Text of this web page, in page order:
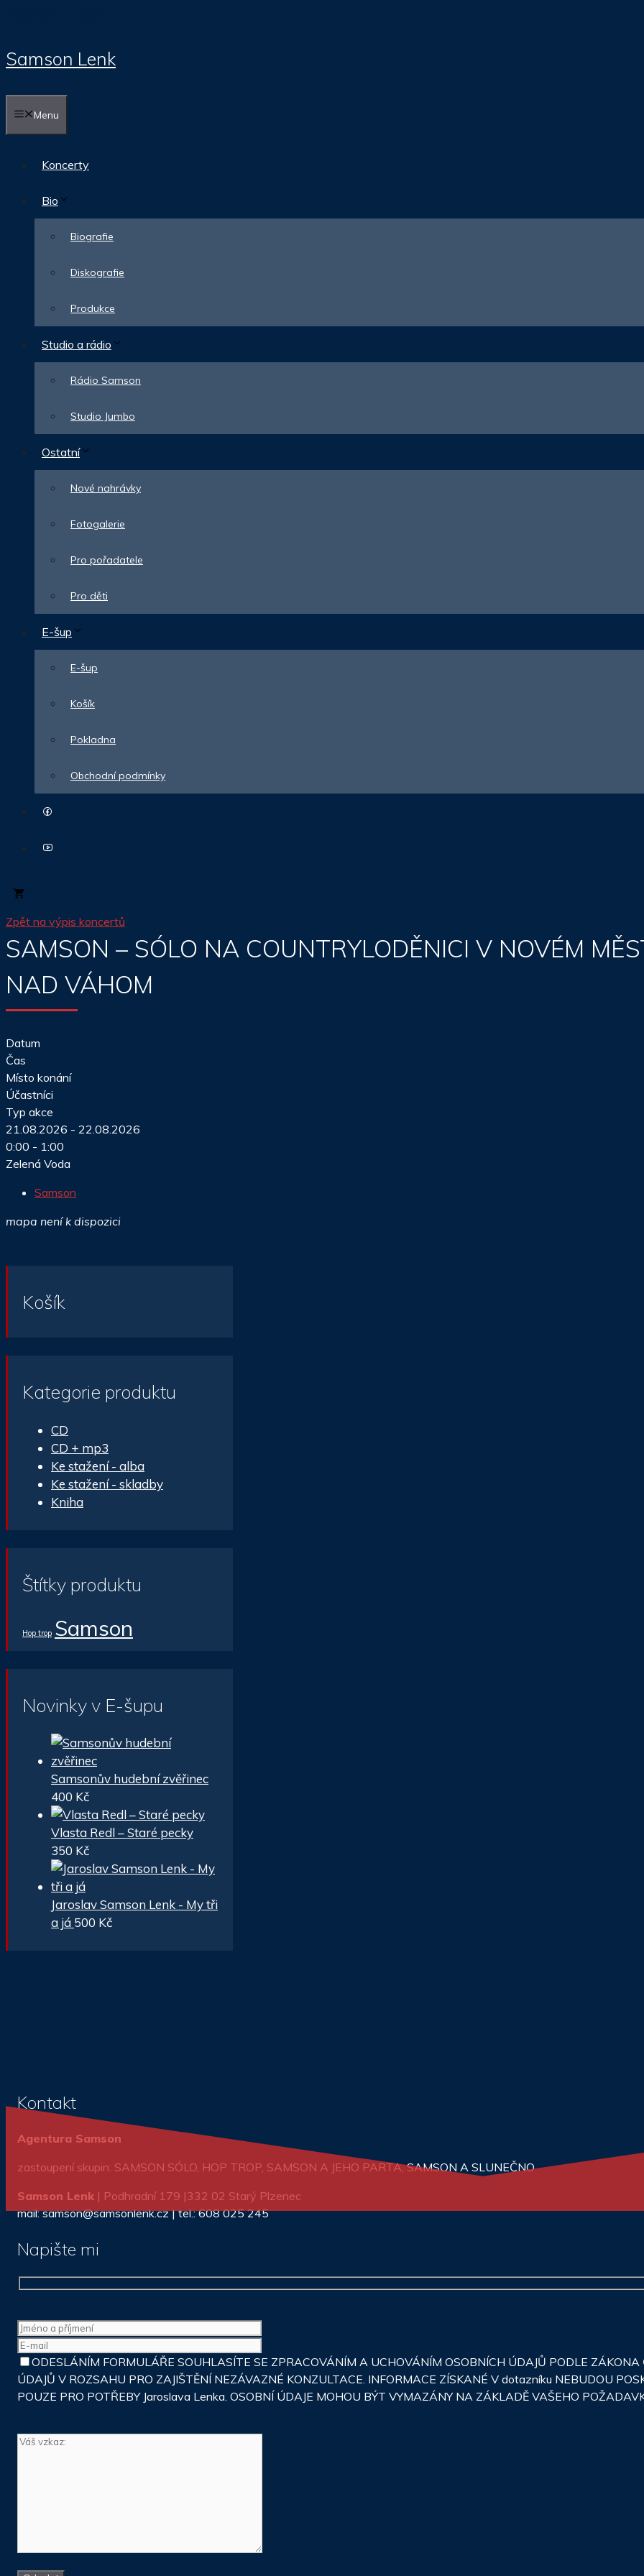
Samson Lenk
Menu
Koncerty
Bio
Biografie
Diskografie
Produkce
Studio a rádio
Rádio Samson
Studio Jumbo
Ostatní
Nové nahrávky
Fotogalerie
Pro pořadatele
Pro děti
E-šup
E-šup
Košík
Pokladna
Obchodní podmínky
Zpět na výpis koncertů
SAMSON – SÓLO NA COUNTRYLODĚNICI V NOVÉM
NAD VÁHOM
Datum
Čas
Místo konání
Účastníci
Typ akce
21.08.2026 - 22.08.2026
0:00 - 1:00
Zelená Voda
Samson
mapa není k dispozici
Košík
Kategorie produktu
CD
CD + mp3
Ke stažení - alba
Ke stažení - skladby
Kniha
Štítky produktu
Hop trop Samson
Novinky v E-šupu
Samsonův hudební zvěřinec
400 Kč
Vlasta Redl – Staré pecky
350 Kč
Jaroslav Samson Lenk - My tři
a já 500 Kč
Kontakt
Agentura Samson
zastoupení skupin: SAMSON SÓLO, HOP TROP, SAMSON A JEHO PARTA, SAMSON A SLUNEČNO
Samson Lenk | Podhradní 179 |332 02 Starý Plzenec
mail: samson@samsonlenk.cz | tel.: 608 025 245
Napište mi
ODESLÁNÍM FORMULÁŘE SOUHLASÍTE SE ZPRACOVÁNÍM A UCHOVÁNÍM OSOBNÍCH ÚDAJŮ PODLE
ÚDAJŮ V ROZSAHU PRO ZAJIŠTĚNÍ NEZÁVAZNÉ KONZULTACE. INFORMACE ZÍSKANÉ V dotazníku NEBUDOU
POUZE PRO POTŘEBY Jaroslava Lenka. OSOBNÍ ÚDAJE MOHOU BÝT VYMAZÁNY NA ZÁKLADĚ VAŠEHO